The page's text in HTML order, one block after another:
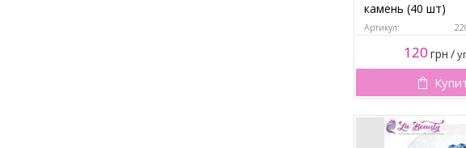
камень (40 шт)
Артикул:
120 грн /